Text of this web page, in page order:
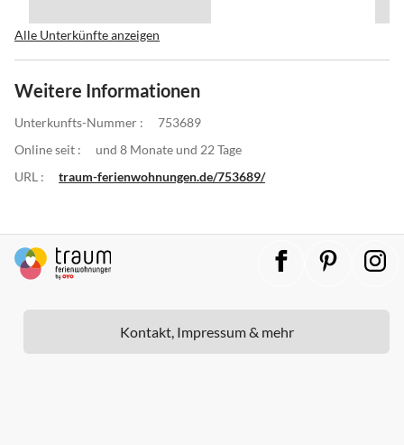
Alle Unterkünfte anzeigen
Weitere Informationen
Unterkunfts-Nummer :
753689
Online seit :
und 8 Monate und 22 Tage
URL :
traum-ferienwohnungen.de/753689/
Kontakt, Impressum & mehr